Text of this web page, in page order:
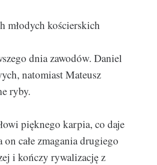
młodych kościerskich
dnia zawodów. Daniel
natomiast Mateusz
ryby.
pięknego karpia, co daje
całe zmagania drugiego
i kończy rywalizację z